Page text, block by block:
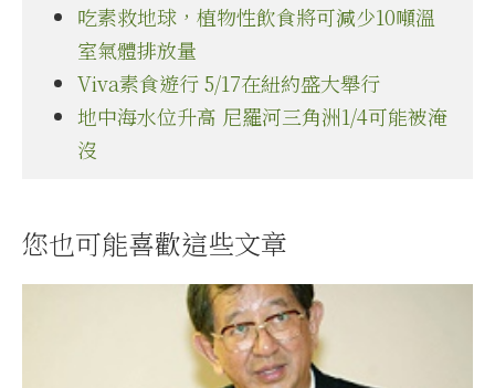
吃素救地球，植物性飲食將可減少10噸溫
室氣體排放量
Viva素食遊行 5/17在紐約盛大舉行
地中海水位升高 尼羅河三角洲1/4可能被淹
沒
您也可能喜歡這些文章